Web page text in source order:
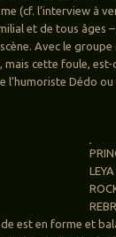
(cf. l’interview à
et de tous âges
Avec le
mais cette foule,
l’humoriste Dédo
est en forme et